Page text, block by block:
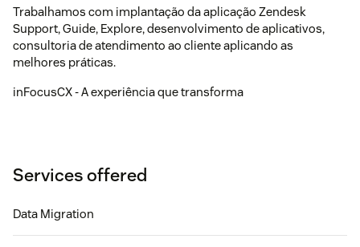
Trabalhamos com implantação da aplicação Zendesk
Support, Guide, Explore, desenvolvimento de aplicativos,
consultoria de atendimento ao cliente aplicando as
melhores práticas.
inFocusCX - A experiência que transforma
Services offered
Data Migration